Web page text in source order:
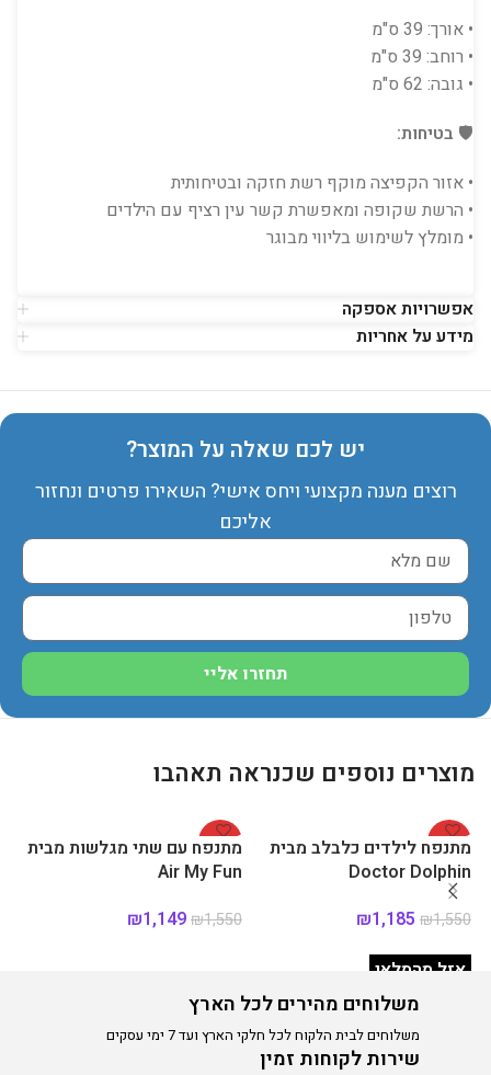
• אורך: 39 ס"מ
• רוחב: 39 ס"מ
• גובה: 62 ס"מ
🛡️ בטיחות:
• אזור הקפיצה מוקף רשת חזקה ובטיחותית
• הרשת שקופה ומאפשרת קשר עין רציף עם הילדים
• מומלץ לשימוש בליווי מבוגר
אפשרויות אספקה
מידע על אחריות
יש לכם שאלה על המוצר?
רוצים מענה מקצועי ויחס אישי? השאירו פרטים ונחזור
אליכם
תחזרו אליי
מוצרים נוספים שכנראה תאהבו
-24%
מתנפח לילדים כלבלב מבית
Doctor Dolphin
אזל מהמלאי
₪1,550
₪1,185
מידע נוסף
-26%
מתנפח עם שתי מגלשות מבית
Air My Fun
₪1,550
₪1,149
משלוחים מהירים לכל הארץ
משלוחים לבית הלקוח לכל חלקי הארץ ועד 7 ימי עסקים
שירות לקוחות זמין